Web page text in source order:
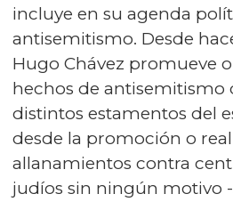
incluye en su agenda
antisemitismo. Desde
Hugo Chávez promueve
hechos de antisemitismo
distintos estamentos del
desde la promoción o
allanamientos contra
judíos sin ningún motivo